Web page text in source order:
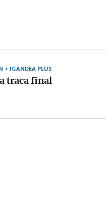
+ IGANDEA PLUS
traca final